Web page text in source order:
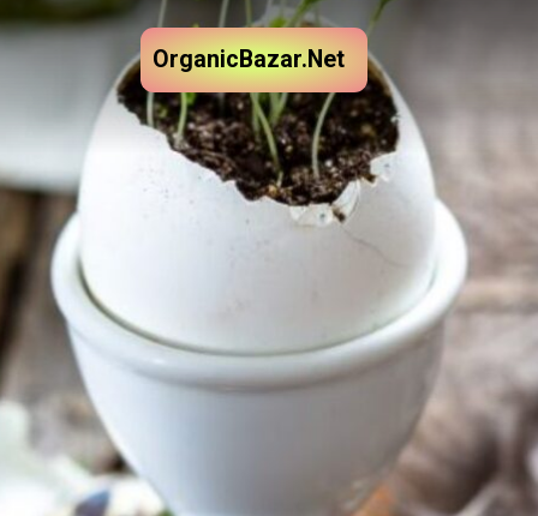
OrganicBazar.Net